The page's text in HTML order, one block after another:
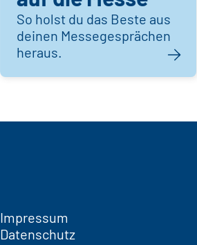
So holst du das Beste aus
deinen Messegesprächen
heraus.
Impressum
Datenschutz